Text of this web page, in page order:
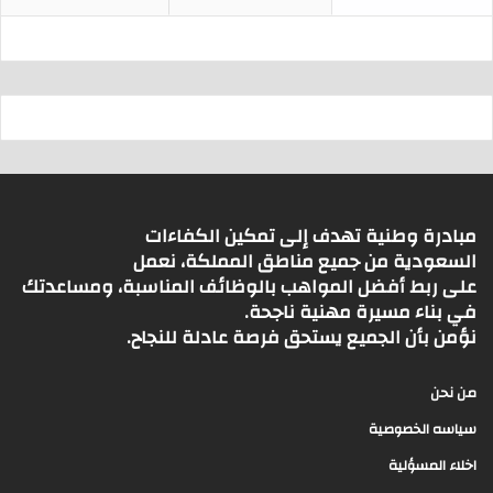
مبادرة وطنية تهدف إلى تمكين الكفاءات
السعودية من جميع مناطق المملكة، نعمل
على ربط أفضل المواهب بالوظائف المناسبة، ومساعدتك
في بناء مسيرة مهنية ناجحة.
نؤمن بأن الجميع يستحق فرصة عادلة للنجاح.
من نحن
سياسه الخصوصية
اخلاء المسؤلية